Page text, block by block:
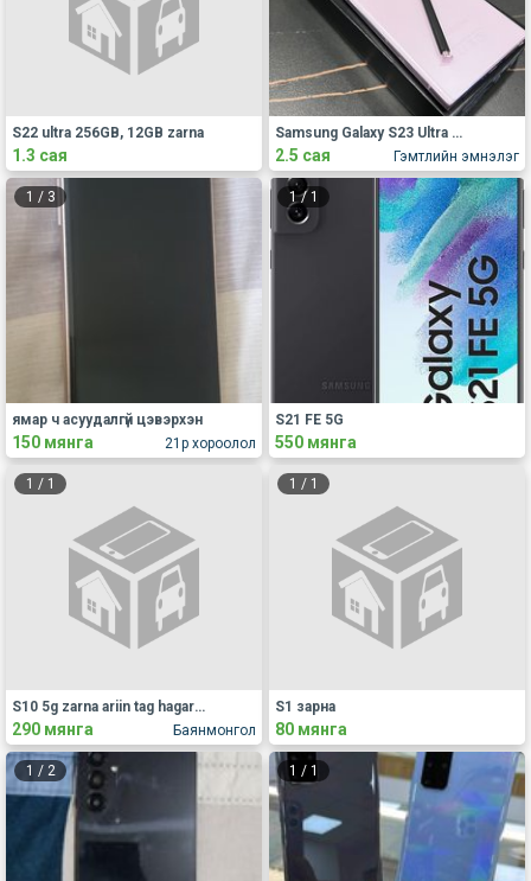
S22 ultra 256GB, 12GB zarna
1.3 сая Гэмтлийн эмнэлэг
Samsung Galaxy S23 Ultra зарна.
2.5 сая
1 / 3
21р хороолол
ямар ч асуудалгүй цэвэрхэн
150 мянга
1/1
S21 FE 5G
550 мянга
1 / 1
Баянмонгол
S10 5g zarna ariin tag hagarsan asahdaa anhaarulgatai asdag oor asuudalgvi
290 мянга
1 / 1
S1 зарна
80 мянга
1 / 2 1 / 1